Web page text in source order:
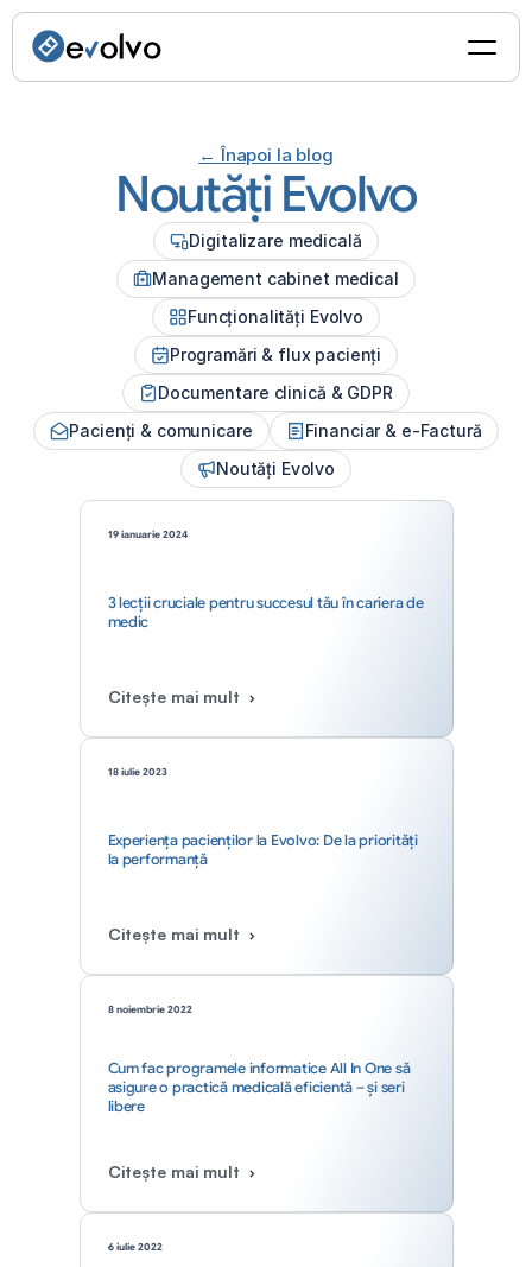
← Înapoi la blog
Noutăți Evolvo
Digitalizare medicală
Management cabinet medical
Funcționalități Evolvo
Programări & flux pacienți
Documentare clinică & GDPR
Pacienți & comunicare
Financiar & e-Factură
Noutăți Evolvo
19 ianuarie 2024
3 lecții cruciale pentru succesul tău în cariera de
medic
Citește mai mult
18 iulie 2023
Experiența pacienților la Evolvo: De la priorități
la performanță
Citește mai mult
8 noiembrie 2022
Cum fac programele informatice All In One să
asigure o practică medicală eficientă – și seri
libere
Citește mai mult
6 iulie 2022